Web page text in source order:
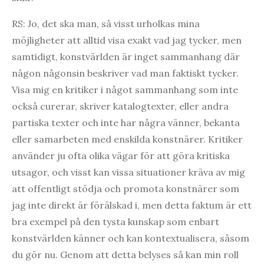
RS: Jo, det ska man, så visst urholkas mina
möjligheter att alltid visa exakt vad jag tycker, men
samtidigt, konstvärlden är inget sammanhang där
någon någonsin beskriver vad man faktiskt tycker.
Visa mig en kritiker i något sammanhang som inte
också curerar, skriver katalogtexter, eller andra
partiska texter och inte har några vänner, bekanta
eller samarbeten med enskilda konstnärer. Kritiker
använder ju ofta olika vägar för att göra kritiska
utsagor, och visst kan vissa situationer kräva av mig
att offentligt stödja och promota konstnärer som
jag inte direkt är förälskad i, men detta faktum är ett
bra exempel på den tysta kunskap som enbart
konstvärlden känner och kan kontextualisera, såsom
du gör nu. Genom att detta belyses så kan min roll